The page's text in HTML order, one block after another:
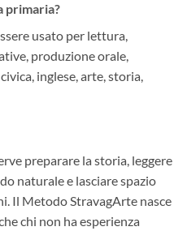
primaria?
usato per lettura,
produzione orale,
inglese, arte, storia,
preparare la storia, leggere
naturale e lasciare spazio
Il Metodo StravagArte nasce
chi non ha esperienza